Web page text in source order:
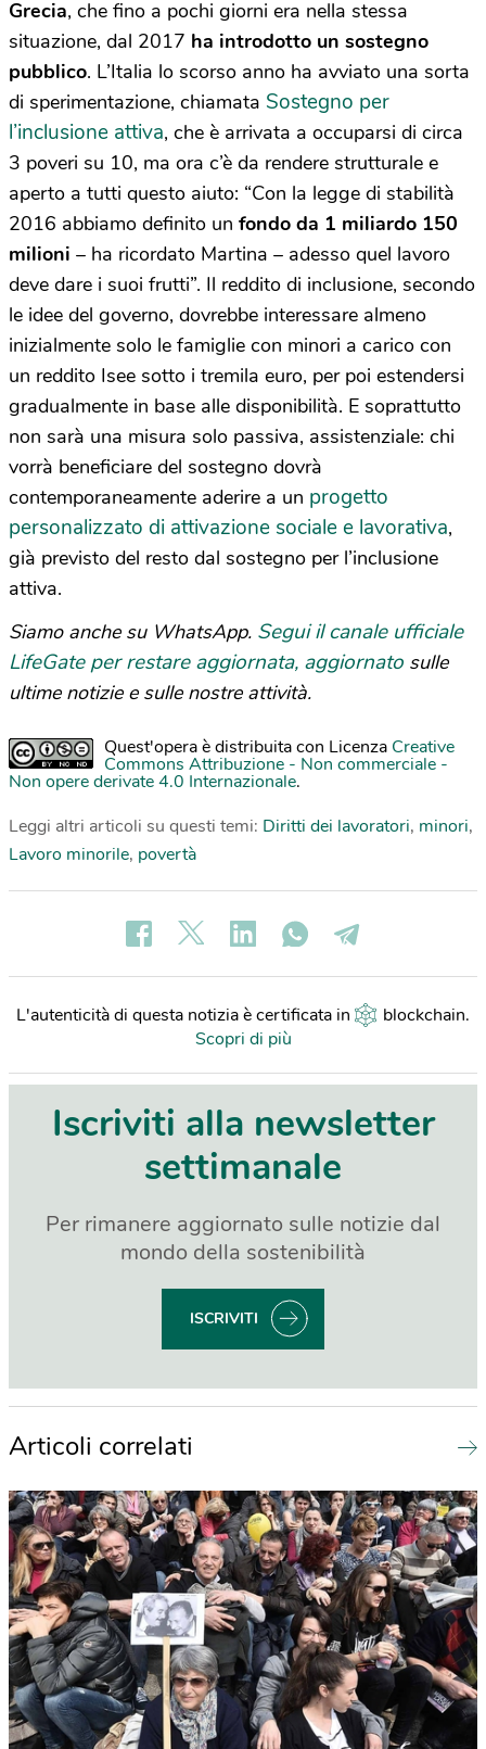
Grecia, che fino a pochi giorni era nella stessa
situazione, dal 2017 ha introdotto un sostegno
pubblico. L’Italia lo scorso anno ha avviato una sorta
di sperimentazione, chiamata Sostegno per
l’inclusione attiva, che è arrivata a occuparsi di circa
3 poveri su 10, ma ora c’è da rendere strutturale e
aperto a tutti questo aiuto: “Con la legge di stabilità
2016 abbiamo definito un fondo da 1 miliardo 150
milioni – ha ricordato Martina – adesso quel lavoro
deve dare i suoi frutti”. Il reddito di inclusione, secondo
le idee del governo, dovrebbe interessare almeno
inizialmente solo le famiglie con minori a carico con
un reddito Isee sotto i tremila euro, per poi estendersi
gradualmente in base alle disponibilità. E soprattutto
non sarà una misura solo passiva, assistenziale: chi
vorrà beneficiare del sostegno dovrà
contemporaneamente aderire a un progetto
personalizzato di attivazione sociale e lavorativa,
già previsto del resto dal sostegno per l’inclusione
attiva.
Siamo anche su WhatsApp. Segui il canale ufficiale
LifeGate per restare aggiornata, aggiornato sulle
ultime notizie e sulle nostre attività.
Quest'opera è distribuita con Licenza Creative
Commons Attribuzione - Non commerciale -
Non opere derivate 4.0 Internazionale.
Leggi altri articoli su questi temi: Diritti dei lavoratori, minori,
Lavoro minorile, povertà
L'autenticità di questa notizia è certificata in blockchain.
Scopri di più
Iscriviti alla newsletter
settimanale
Per rimanere aggiornato sulle notizie dal
mondo della sostenibilità
ISCRIVITI
Articoli correlati